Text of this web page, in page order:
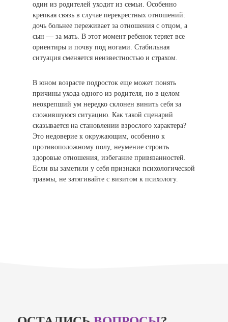
один из родителей уходит из семьи. Особенно
крепкая связь в случае перекрестных отношений:
дочь больнее переживает за отношения с отцом, а
сын — за мать. В этот момент ребенок теряет все
ориентиры и почву под ногами. Стабильная
ситуация сменяется неизвестностью и страхом.
В юном возрасте подросток еще может понять
причины ухода одного из родителя, но в целом
неокрепший ум нередко склонен винить себя за
сложившуюся ситуацию. Как такой сценарий
сказывается на становлении взрослого характера?
Это недоверие к окружающим, особенно к
противоположному полу, неумение строить
здоровые отношения, избегание привязанностей.
Если вы заметили у себя признаки психологической
травмы, не затягивайте с визитом к психологу.